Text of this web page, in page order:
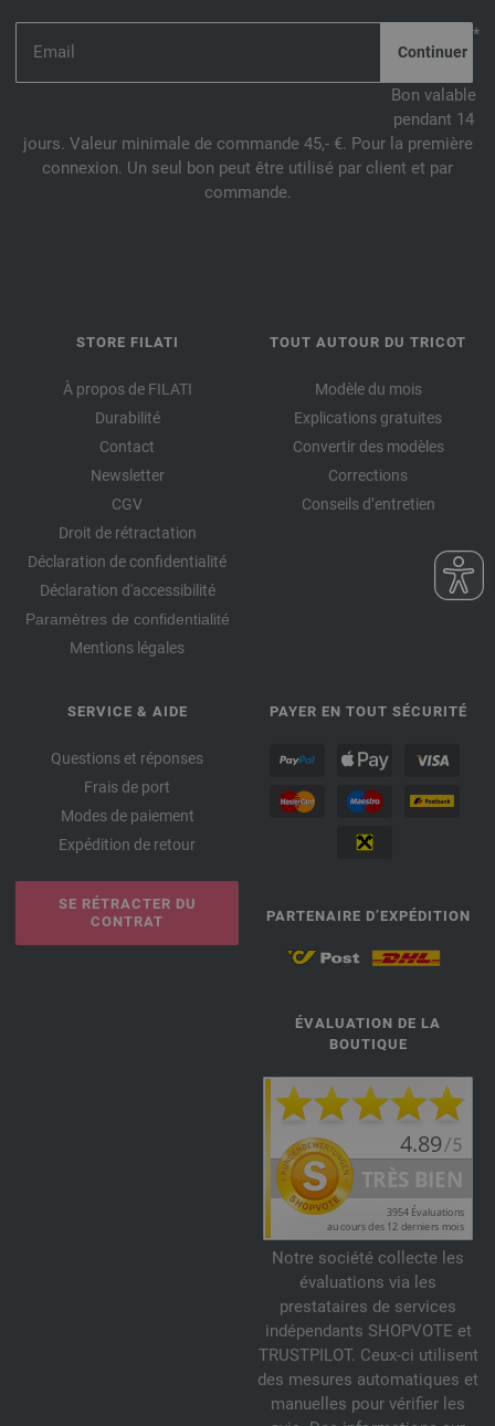
*
Bon valable
pendant 14
jours. Valeur minimale de commande 45,- €. Pour la première
connexion. Un seul bon peut être utilisé par client et par
commande.
STORE FILATI
À propos de FILATI
Durabilité
Contact
Newsletter
CGV
Droit de rétractation
Déclaration de confidentialité
Déclaration d'accessibilité
Paramètres de confidentialité
Mentions légales
TOUT AUTOUR DU TRICOT
Modèle du mois
Explications gratuites
Convertir des modèles
Corrections
Conseils d’entretien
SERVICE & AIDE
Questions et réponses
Frais de port
Modes de paiement
Expédition de retour
SE RÉTRACTER DU
CONTRAT
PAYER EN TOUT SÉCURITÉ
PARTENAIRE D’EXPÉDITION
ÉVALUATION DE LA
BOUTIQUE
Notre société collecte les
évaluations via les
prestataires de services
indépendants SHOPVOTE et
TRUSTPILOT. Ceux-ci utilisent
des mesures automatiques et
manuelles pour vérifier les